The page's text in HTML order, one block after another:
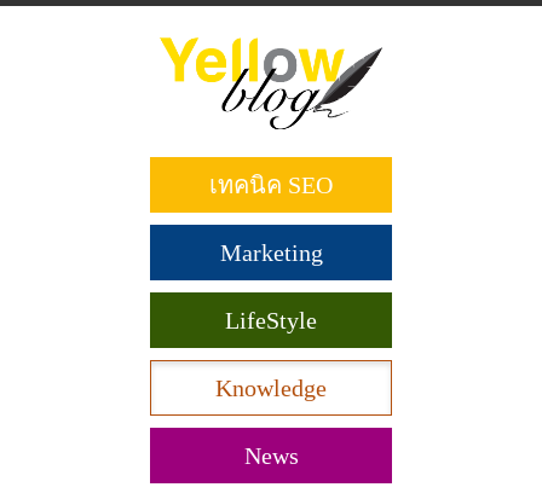
เทคนิค SEO
Marketing
LifeStyle
Knowledge
News